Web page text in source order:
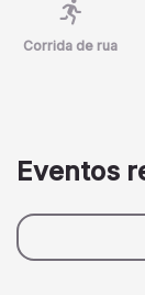
Corrida de rua
Eventos